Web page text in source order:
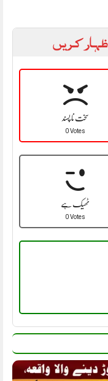
کریں
سخت نا پسند
0 Votes
ٹھیک ہے
0 Votes